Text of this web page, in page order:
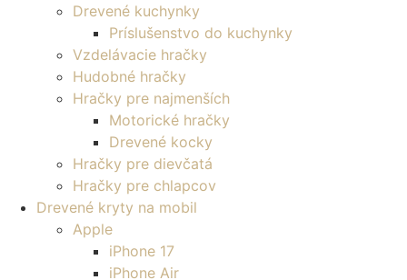
Drevené kuchynky
Príslušenstvo do kuchynky
Vzdelávacie hračky
Hudobné hračky
Hračky pre najmenších
Motorické hračky
Drevené kocky
Hračky pre dievčatá
Hračky pre chlapcov
Drevené kryty na mobil
Apple
iPhone 17
iPhone Air